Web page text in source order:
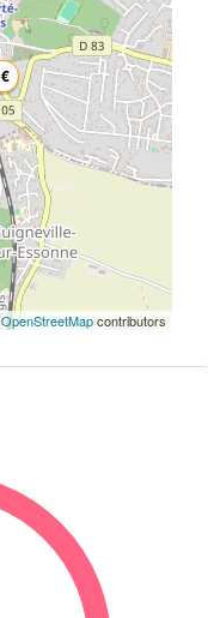
OpenStreetMapcontributors